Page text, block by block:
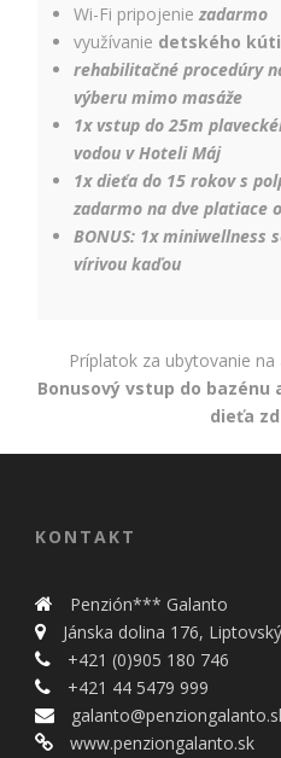
Wi-Fi pripojeniezadarmo
využívanie detského
rehabilitačné procedúry
výberu mimo masáže
1x vstup do 25m
vodou v Hoteli Máj
1x dieťa do 15 rokov s
zadarmo na dve platiace
BONUS: 1x miniwellness
vírivou kaďou
Príplatok za ubytovanie
Bonusový vstup do
dieťa
KONTAKT
Penzión*** Galanto
Jánska dolina 176,
+421 (0)905 180 746
+421 44 5479 999
www.penziongalanto.sk
Google. Účel:
zobrazovanie
personalizovaných
reklám; Právny
základ: súhlas
návštevníka